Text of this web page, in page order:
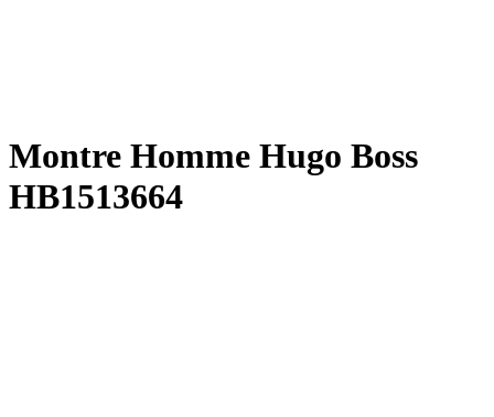
Montre Homme Hugo Boss
HB1513664